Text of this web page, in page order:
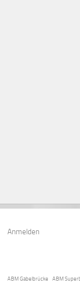
Anmelden
ABM Gabelbrücke ABM